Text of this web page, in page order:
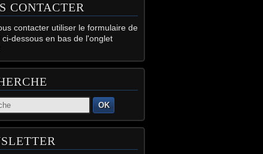
CONTACTER
contacter utiliser le formulaire de
ci-dessous en bas de l'onglet
OK